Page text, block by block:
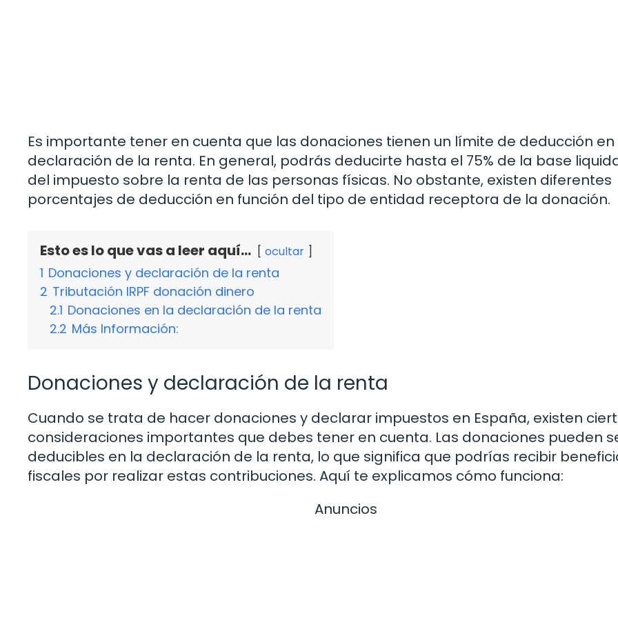
Es importante tener en cuenta que las donaciones tienen un límite de deducción en
declaración de la renta. En general, podrás deducirte hasta el 75% de la base
del impuesto sobre la renta de las personas físicas. No obstante, existen diferentes
porcentajes de deducción en función del tipo de entidad receptora de la donación.
Esto es lo que vas a leer aquí... ocultar
1 Donaciones y declaración de la renta
2 Tributación IRPF donación dinero
2.1 Donaciones en la declaración de la renta
2.2 Más Información:
Donaciones y declaración de la renta
Cuando se trata de hacer donaciones y declarar impuestos en España, existen
consideraciones importantes que debes tener en cuenta. Las donaciones pueden
deducibles en la declaración de la renta, lo que significa que podrías recibir
fiscales por realizar estas contribuciones. Aquí te explicamos cómo funciona:
Anuncios